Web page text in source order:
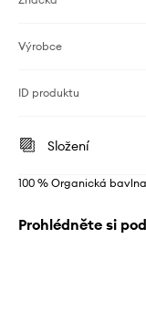
Výrobce
ID produktu
Složení
100 % Organická bavlna
Prohlédněte si